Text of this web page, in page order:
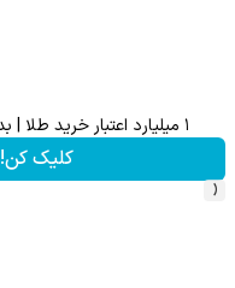
۱ میلیارد اعتبار خرید طلا | بدون ضامن و چک
کلیک کن!
‹